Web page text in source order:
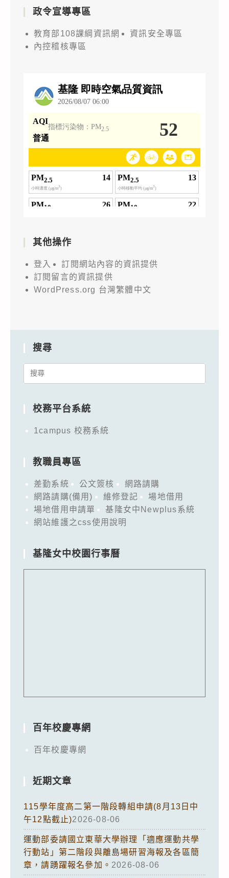
政令宣導專區
教育部108課綱資訊網
資訊安全專區
內控稽核專區
其他操作
登入
訂閱網站內容的資訊提供
訂閱留言的資訊提供
WordPress.org 台灣繁體中文
搜尋
Search
校務平台系統
1campus 校務系統
教職員專區
差勤系統 公文簽核
網路請購
網路請購(備用)
維修登記
場地借用
場地借用申請單
基隆女中Newplus系統
網站維護之css使用說明
基隆女中校園行事曆
百年校慶專網
百年校慶專網
近期文章
115學年度高二第一階段轉組申請(8月13日中
午12點截止)2026-08-06
運動部委請國立東華大學辦理「適應運動共學
行動站」第二階段與離島場研習海報及各區簡
章，請踴躍報名參加。 2026-08-06